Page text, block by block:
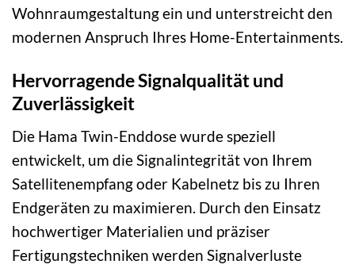
Wohnraumgestaltung ein und unterstreicht den
modernen Anspruch Ihres Home-Entertainments.
Hervorragende Signalqualität und
Zuverlässigkeit
Die Hama Twin-Enddose wurde speziell
entwickelt, um die Signalintegrität von Ihrem
Satellitenempfang oder Kabelnetz bis zu Ihren
Endgeräten zu maximieren. Durch den Einsatz
hochwertiger Materialien und präziser
Fertigungstechniken werden Signalverluste